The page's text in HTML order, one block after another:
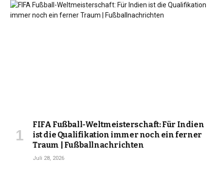
FIFA Fußball-Weltmeisterschaft: Für Indien
ist die Qualifikation immer noch ein ferner
Traum | Fußballnachrichten
Juli 28, 2026